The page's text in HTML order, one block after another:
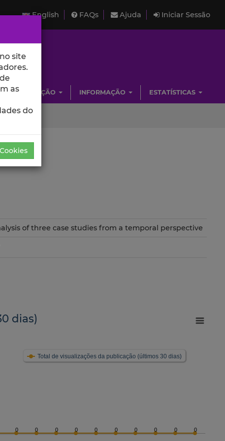
English FAQs Ajuda Iniciar Sessão
INVESTIGAÇÃO INFORMAÇÃO ESTATÍSTICAS
of three case studies from a temporal perspective
dias)
0 0 0 0 0 0 0 0 0 0
Total de visualizações da publicação (últimos 30 dias)
site
as
do